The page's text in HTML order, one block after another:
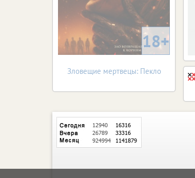
18+
Зловещие мертвецы: Пекло